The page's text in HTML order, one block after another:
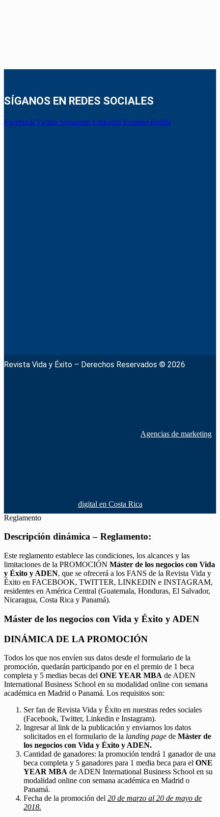
SÍGANOS EN REDES SOCIALES
Facebook Twitter Instagram Linkedin Youtube Reddit
Revista Vida y Éxito – Derechos Reservados © 2026
Agencias de marketing
digital en Costa Rica
Reglamento
Descripción dinámica – Reglamento:
Este reglamento establece las condiciones, los alcances y las
limitaciones de la PROMOCIÓN Máster de los negocios con Vida
y Éxito y ADEN, que se ofrecerá a los FANS de la Revista Vida y
Éxito en FACEBOOK, TWITTER, LINKEDIN e INSTAGRAM,
residentes en América Central (Guatemala, Honduras, El Salvador,
Nicaragua, Costa Rica y Panamá).
Máster de los negocios con Vida y Éxito y ADEN
DINÁMICA DE LA PROMOCIÓN
Todos los que nos envíen sus datos desde el formulario de la
promoción, quedarán participando por en el premio de 1 beca
completa y 5 medias becas del ONE YEAR MBA de ADEN
International Business School en su modalidad online con semana
académica en Madrid o Panamá. Los requisitos son:
Ser fan de Revista Vida y Éxito en nuestras redes sociales
(Facebook, Twitter, Linkedin e Instagram).
Ingresar al link de la publicación y enviarnos los datos
solicitados en el formulario de la landing page de Máster de
los negocios con Vida y Éxito y ADEN.
Cantidad de ganadores: la promoción tendrá 1 ganador de una
beca completa y 5 ganadores para 1 media beca para el ONE
YEAR MBA de ADEN International Business School en su
modalidad online con semana académica en Madrid o
Panamá.
Fecha de la promoción del 20 de marzo al 20 de mayo de
2018.